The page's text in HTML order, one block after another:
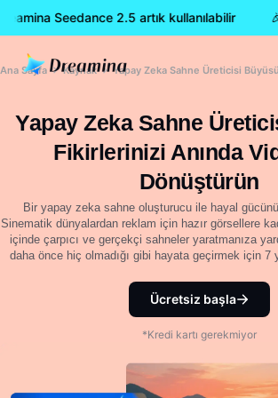
Seedance 2.5 artık kullanılabilir
Ana Sayfa Kaynak
Yapay Zeka Sahne
Fikirlerinizi Anında
Dönüştürün
Bir yapay zeka sahne oluşturucu ile hayal
Sinematik dünyalardan reklam için hazır görsellere
içinde çarpıcı ve gerçekçi sahneler yaratmanıza
daha önce hiç olmadığı gibi hayata geçirmek için 7
Ücretsiz başla
*Kredi kartı gerekmiyor